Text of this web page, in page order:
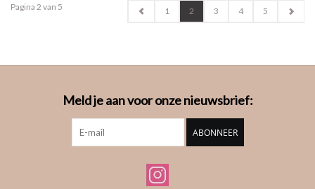
Pagina 2 van 5 1 2 3 4 5
Meld je aan voor onze nieuwsbrief:
ABONNEER